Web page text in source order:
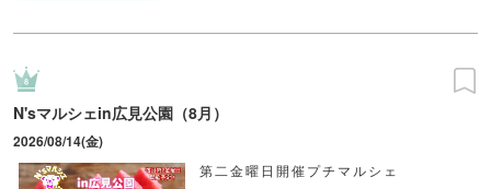
N'sマルシェin広見公園（8月）
2026/08/14(金)
第二金曜日開催プチマルシェ